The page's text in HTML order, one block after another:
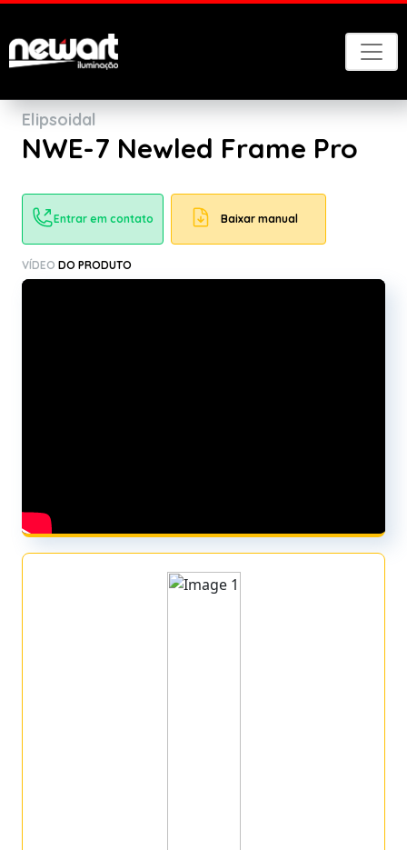
Elipsoidal
NWE-7 Newled Frame Pro
Entrar em contato Baixar manual
VÍDEO DO PRODUTO